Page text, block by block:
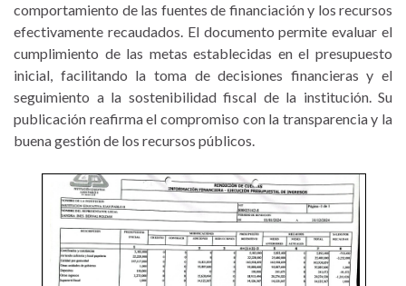
comportamiento de las fuentes de financiación y los recursos
efectivamente recaudados. El documento permite evaluar el
cumplimiento de las metas establecidas en el presupuesto
inicial, facilitando la toma de decisiones financieras y el
seguimiento a la sostenibilidad fiscal de la institución. Su
publicación reafirma el compromiso con la transparencia y la
buena gestión de los recursos públicos.